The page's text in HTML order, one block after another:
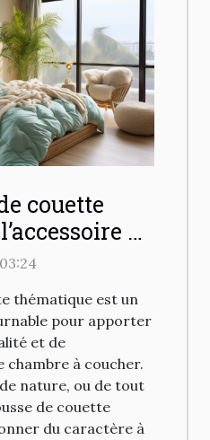
couette
à
vous
thématique est un
pour apporter
et de
à coucher.
nature, ou de tout
de couette
du caractère à